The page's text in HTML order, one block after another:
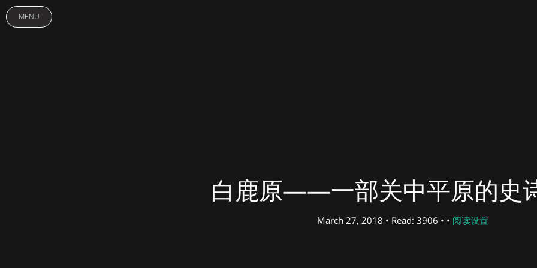
MENU
白鹿原——一部关中平原的史
March 27, 2018 • Read: 3906 • • 阅读设置